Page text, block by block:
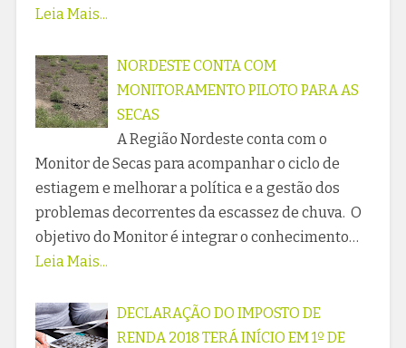
Leia Mais...
NORDESTE CONTA COM
MONITORAMENTO PILOTO PARA AS
SECAS
A Região Nordeste conta com o
Monitor de Secas para acompanhar o ciclo de
estiagem e melhorar a política e a gestão dos
problemas decorrentes da escassez de chuva. O
objetivo do Monitor é integrar o conhecimento…
Leia Mais...
DECLARAÇÃO DO IMPOSTO DE
RENDA 2018 TERÁ INÍCIO EM 1º DE